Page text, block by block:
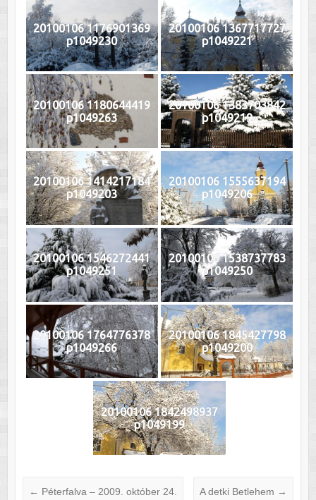
20100106 1176901369
p1049230
20100106 1367717727
p1049221
20100106 1180644419
p1049263
20100106 1383703842
p1049219
20100106 1414217184
p1049203
20100106 1555637194
p1049206
20100106 1546272441
p1049251
20100106 1538737783
p1049250
20100106 1764776378
p1049266
20100106 1845427798
p1049200
20100106 1842498937
p1049199
← Péterfalva – 2009. október 24. A detki Betlehem →